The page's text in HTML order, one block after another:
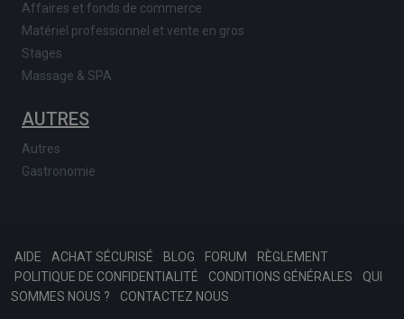
Affaires et fonds de commerce
Matériel professionnel et vente en gros
Stages
Massage & SPA
AUTRES
Autres
Gastronomie
AIDE ACHAT SÉCURISÉ BLOG FORUM
RÈGLEMENT
POLITIQUE DE CONFIDENTIALITÉ
CONDITIONS GÉNÉRALES
QUI
SOMMES NOUS ?
CONTACTEZ NOUS